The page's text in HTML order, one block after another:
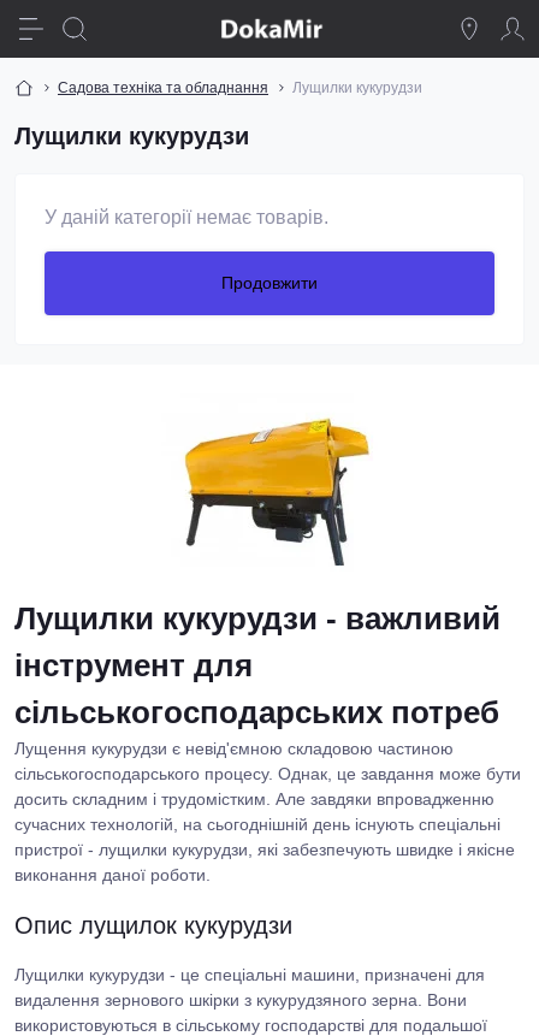
Садова техніка та обладнання Лущилки кукурудзи
Лущилки кукурудзи
У даній категорії немає товарів.
Продовжити
Лущилки кукурудзи - важливий
інструмент для
сільськогосподарських потреб
Лущення кукурудзи є невід'ємною складовою частиною
сільськогосподарського процесу. Однак, це завдання може бути
досить складним і трудомістким. Але завдяки впровадженню
сучасних технологій, на сьогоднішній день існують спеціальні
пристрої - лущилки кукурудзи, які забезпечують швидке і якісне
виконання даної роботи.
Опис лущилок кукурудзи
Лущилки кукурудзи - це спеціальні машини, призначені для
видалення зернового шкірки з кукурудзяного зерна. Вони
використовуються в сільському господарстві для подальшої